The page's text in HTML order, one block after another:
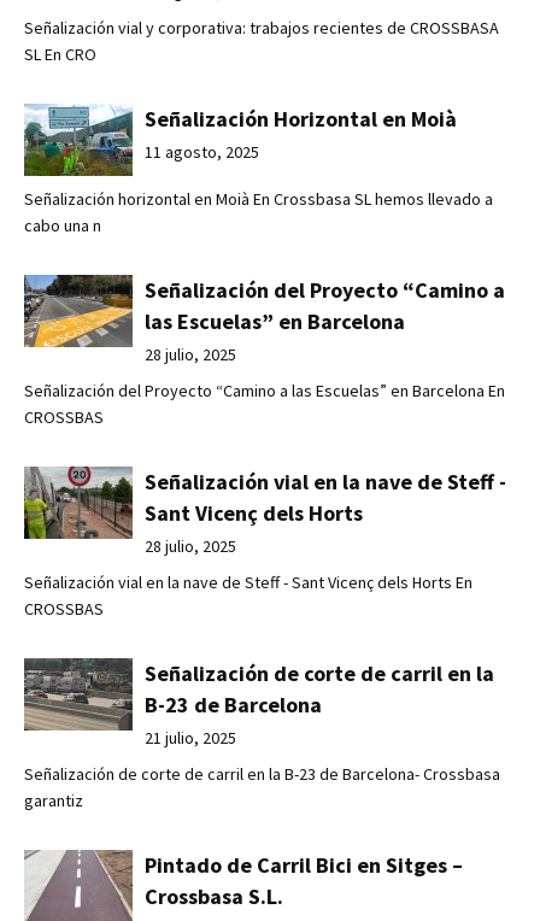
Señalización vial y corporativa: trabajos recientes de CROSSBASA
SL En CRO
Señalización Horizontal en Moià
11 agosto, 2025
Señalización horizontal en Moià En Crossbasa SL hemos llevado a
cabo una n
Señalización del Proyecto “Camino a
las Escuelas” en Barcelona
28 julio, 2025
Señalización del Proyecto “Camino a las Escuelas” en Barcelona En
CROSSBAS
Señalización vial en la nave de Steff -
Sant Vicenç dels Horts
28 julio, 2025
Señalización vial en la nave de Steff - Sant Vicenç dels Horts En
CROSSBAS
Señalización de corte de carril en la
B-23 de Barcelona
21 julio, 2025
Señalización de corte de carril en la B-23 de Barcelona- Crossbasa
garantiz
Pintado de Carril Bici en Sitges –
Crossbasa S.L.